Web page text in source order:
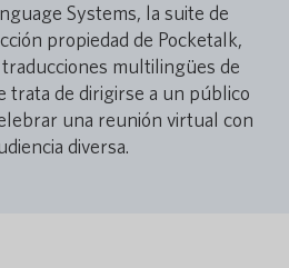
Systems, la suite de
propiedad de Pocketalk,
multilingües de
trata de dirigirse a un público
una reunión virtual con
diversa.